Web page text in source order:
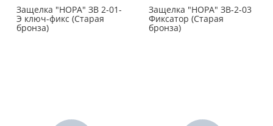
Защелка "НОРА" ЗВ 2-01-
Э ключ-фикс (Старая
бронза)
Защелка "НОРА" ЗВ-2-03
Фиксатор (Старая
бронза)